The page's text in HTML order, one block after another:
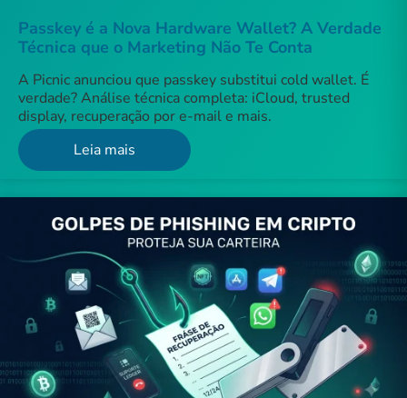
Passkey é a Nova Hardware Wallet? A Verdade
Técnica que o Marketing Não Te Conta
A Picnic anunciou que passkey substitui cold wallet. É
verdade? Análise técnica completa: iCloud, trusted
display, recuperação por e-mail e mais.
Leia mais